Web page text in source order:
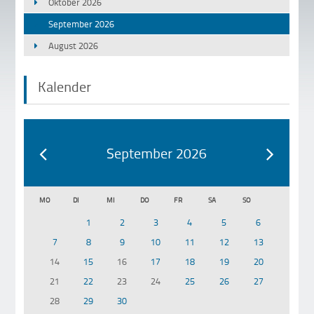
September 2026
August 2026
Kalender
September 2026
MO DI MI DO FR SA SO
1 2 3 4 5
6
7
8 9 10 11 12
13
14
15 16 17 18 19
20
21
22 23 24 25 26
27
28
29 30